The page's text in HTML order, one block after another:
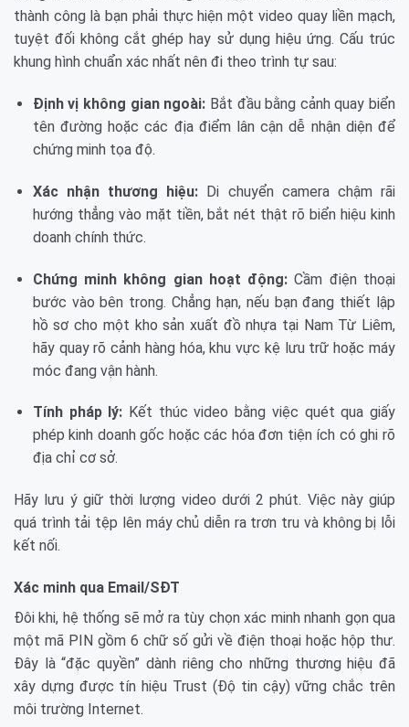
thành công là bạn phải thực hiện một video quay liền mạch,
tuyệt đối không cắt ghép hay sử dụng hiệu ứng. Cấu trúc
khung hình chuẩn xác nhất nên đi theo trình tự sau:
Định vị không gian ngoài: Bắt đầu bằng cảnh quay biển
tên đường hoặc các địa điểm lân cận dễ nhận diện để
chứng minh tọa độ.
Xác nhận thương hiệu: Di chuyển camera chậm rãi
hướng thẳng vào mặt tiền, bắt nét thật rõ biển hiệu kinh
doanh chính thức.
Chứng minh không gian hoạt động: Cầm điện thoại
bước vào bên trong. Chẳng hạn, nếu bạn đang thiết lập
hồ sơ cho một kho sản xuất đồ nhựa tại Nam Từ Liêm,
hãy quay rõ cảnh hàng hóa, khu vực kệ lưu trữ hoặc máy
móc đang vận hành.
Tính pháp lý: Kết thúc video bằng việc quét qua giấy
phép kinh doanh gốc hoặc các hóa đơn tiện ích có ghi rõ
địa chỉ cơ sở.
Hãy lưu ý giữ thời lượng video dưới 2 phút. Việc này giúp
quá trình tải tệp lên máy chủ diễn ra trơn tru và không bị lỗi
kết nối.
Xác minh qua Email/SĐT
Đôi khi, hệ thống sẽ mở ra tùy chọn xác minh nhanh gọn qua
một mã PIN gồm 6 chữ số gửi về điện thoại hoặc hộp thư.
Đây là “đặc quyền” dành riêng cho những thương hiệu đã
xây dựng được tín hiệu Trust (Độ tin cậy) vững chắc trên
môi trường Internet.